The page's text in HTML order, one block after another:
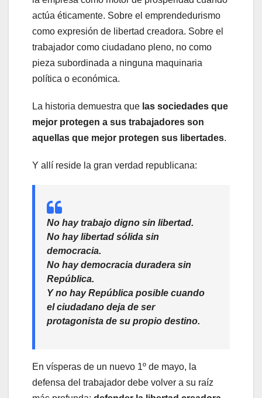
actúa éticamente. Sobre el emprendedurismo
como expresión de libertad creadora. Sobre el
trabajador como ciudadano pleno, no como
pieza subordinada a ninguna maquinaria
política o económica.
La historia demuestra que las sociedades que
mejor protegen a sus trabajadores son
aquellas que mejor protegen sus libertades.
Y allí reside la gran verdad republicana:
No hay trabajo digno sin libertad.
No hay libertad sólida sin
democracia.
No hay democracia duradera sin
República.
Y no hay República posible cuando
el ciudadano deja de ser
protagonista de su propio destino.
En vísperas de un nuevo 1º de mayo, la
defensa del trabajador debe volver a su raíz